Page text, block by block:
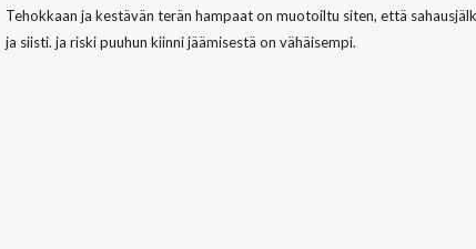
Tehokkaan ja kestävän terän hampaat on muotoiltu siten, että
ja siisti. ja riski puuhun kiinni jäämisestä on vähäisempi.